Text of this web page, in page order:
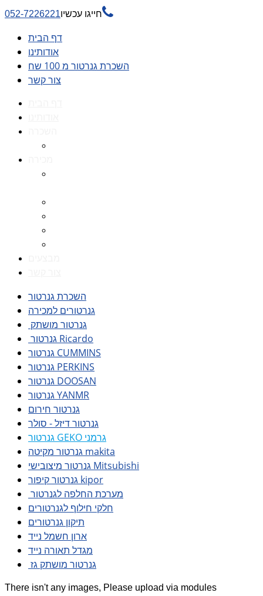
חייגו עכשיו052-7226221 
דף הבית
אודותינו
השכרת גנרטור מ 100 שח
צור קשר
השכרת גנרטור
גנרטורים למכירה
גנרטור מושתק
גנרטור Ricardo
גנרטור CUMMINS
גנרטור PERKINS
גנרטור DOOSAN
גנרטור YANMR
גנרטור חירום
גנרטור דיזל - סולר
גנרטור GEKO גרמני
גנרטור מקיטה makita
גנרטור מיצובישי Mitsubishi
גנרטור קיפור kipor
מערכת החלפה לגנרטור
חלקי חילוף לגנרטורים
תיקון גנרטורים
ארון חשמל נייד
מגדל תאורה נייד
גנרטור מושתק גז
There isn't any images, Please upload via modules